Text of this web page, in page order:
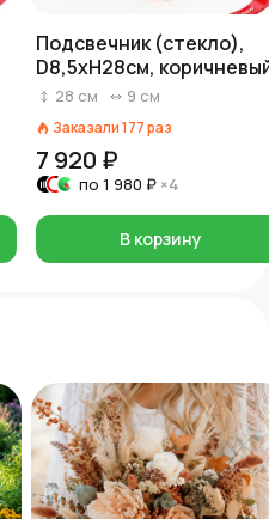
Подсвечник (стекло),
D8,5xH28см,
28 см 9 см
Заказали177раз
7 920 ₽
по 1 980 ₽ ×4
В корзину